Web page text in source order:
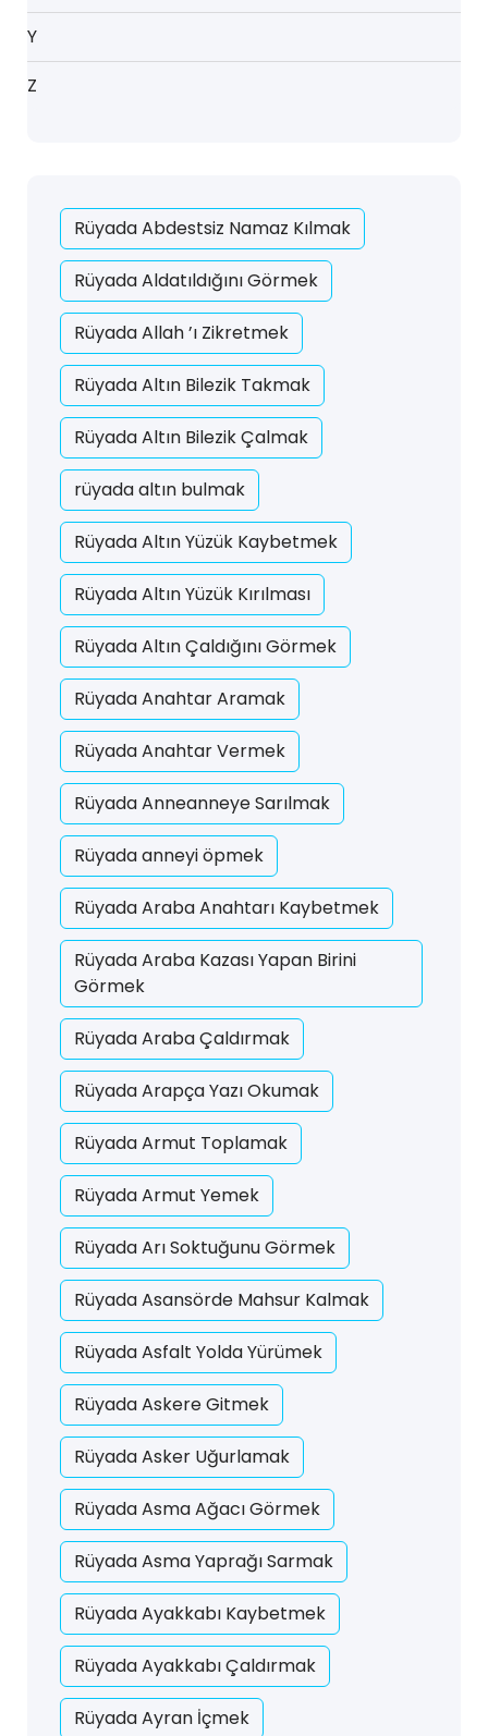
Y
Z
Rüyada Abdestsiz Namaz Kılmak
Rüyada Aldatıldığını Görmek
Rüyada Allah ’ı Zikretmek
Rüyada Altın Bilezik Takmak
Rüyada Altın Bilezik Çalmak
rüyada altın bulmak
Rüyada Altın Yüzük Kaybetmek
Rüyada Altın Yüzük Kırılması
Rüyada Altın Çaldığını Görmek
Rüyada Anahtar Aramak
Rüyada Anahtar Vermek
Rüyada Anneanneye Sarılmak
Rüyada anneyi öpmek
Rüyada Araba Anahtarı Kaybetmek
Rüyada Araba Kazası Yapan Birini
Görmek
Rüyada Araba Çaldırmak
Rüyada Arapça Yazı Okumak
Rüyada Armut Toplamak
Rüyada Armut Yemek
Rüyada Arı Soktuğunu Görmek
Rüyada Asansörde Mahsur Kalmak
Rüyada Asfalt Yolda Yürümek
Rüyada Askere Gitmek
Rüyada Asker Uğurlamak
Rüyada Asma Ağacı Görmek
Rüyada Asma Yaprağı Sarmak
Rüyada Ayakkabı Kaybetmek
Rüyada Ayakkabı Çaldırmak
Rüyada Ayran İçmek